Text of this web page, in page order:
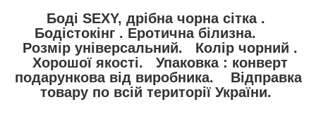
Боді SEXY, дрібна чорна сітка .
Бодістокінг . Еротична білизна.
Розмір універсальний. Колір чорний .
Хорошої якості. Упаковка : конверт
подарункова від виробника. Відправка
товару по всій території України.